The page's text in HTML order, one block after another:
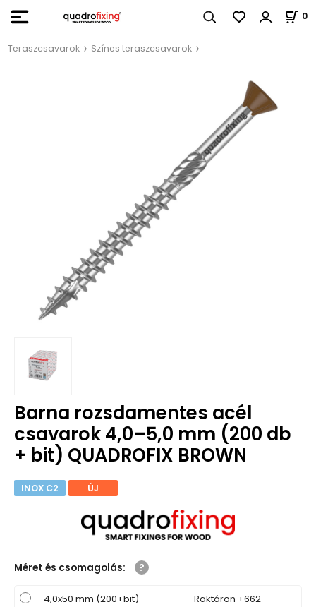
0
Teraszcsavarok Színes teraszcsavarok
Barna rozsdamentes acél
csavarok 4,0–5,0 mm (200 db
+ bit) QUADROFIX BROWN
INOX C2 ÚJ
Méret és csomagolás:
4,0x50 mm (200+bit) Raktáron +662